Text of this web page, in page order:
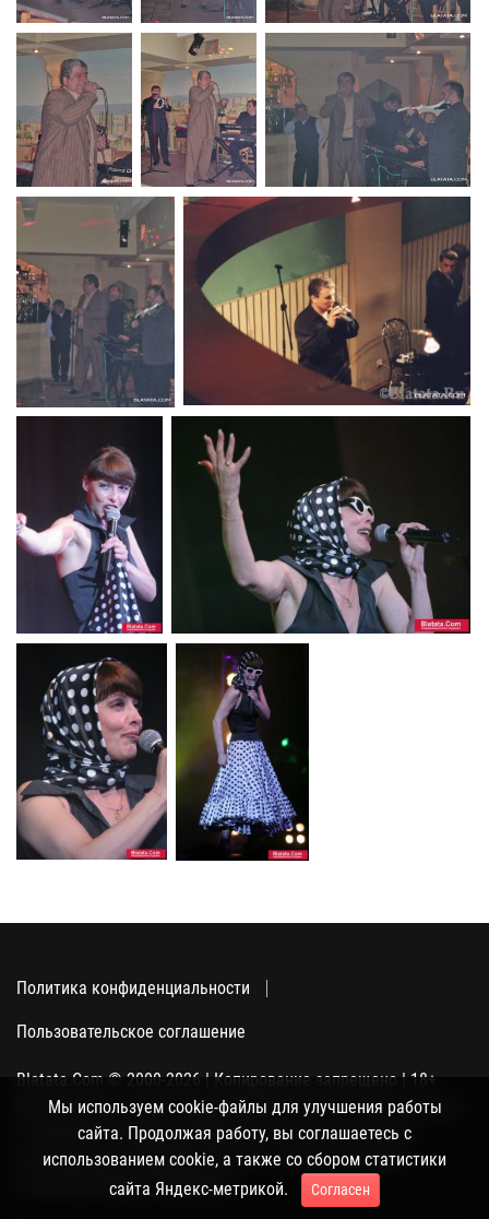
Политика конфиденциальности
Пользовательское соглашение
Blatata.Com © 2000-2026 | Копирование запрещено | 18+
Использование сайта подразумевает ваше полное согласие
с политикой конфиденциальности, пользовательским
соглашением и поддержкой куки, а также со сбором
статистики Яндекс-метрикой.
Мы используем cookie-файлы для улучшения работы
сайта. Продолжая работу, вы соглашаетесь с
использованием cookie, а также со сбором статистики
сайта Яндекс-метрикой.
Согласен